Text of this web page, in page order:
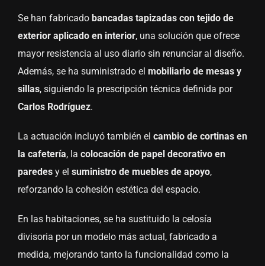
Se han fabricado bancadas tapizadas con tejido de
exterior aplicado en interior, una solución que ofrece
mayor resistencia al uso diario sin renunciar al diseño.
Además, se ha suministrado el mobiliario de mesas y
sillas, siguiendo la prescripción técnica definida por
Carlos Rodríguez.
La actuación incluyó también el cambio de cortinas en
la cafetería, la colocación de papel decorativo en
paredesy el suministro de muebles de apoyo,
reforzando la cohesión estética del espacio.
En las habitaciones, se ha sustituido la celosía
divisoria por un modelo más actual, fabricado a
medida, mejorando tanto la funcionalidad como la